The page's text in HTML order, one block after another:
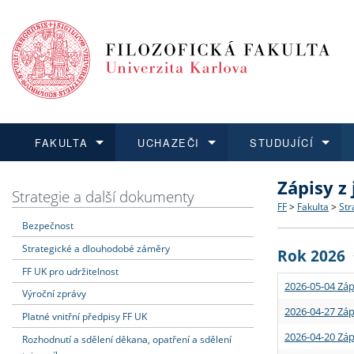
FAKULTA
Dozvědět se více
Struktura
Strategie
Podpora
UCHAZEČI
Podat přihlášku
Co
Učitelské
STUDUJÍCÍ
Dozvědět se více
Rigorózní
Dozvědět se více
O vědě a
Granty a
Dozvědět se více
Aktuální
Strategie a další dokumenty
Bezpečnost
Strategické a dlouhodobé záměry
FF UK pro udržitelnost
Výroční zprávy
Platné vnitřní předpisy FF UK
Rozhodnutí a sdělení děkana, opatření a sdělení
Zápisy
FF > Fakulta >
Rok 2026
2026-05-04
2026-04-27
2026-04-20